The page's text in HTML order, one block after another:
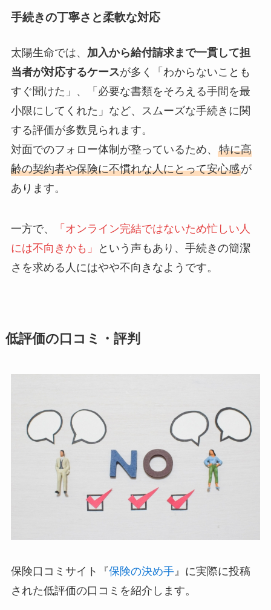
手続きの丁寧さと柔軟な対応
太陽生命では、 加入から給付請求まで一貫して担
当者が対応するケースが多く「わからないことも
すぐ聞けた」、「必要な書類をそろえる手間を最
小限にしてくれた」など、スムーズな手続きに関
する評価が多数見られます。
対面でのフォロー体制が整っているため、 特に高
齢の契約者や保険に不慣れな人にとって安心感が
あります。
一方で、
「オンライン完結ではないため忙しい人
には不向きかも」
という声もあり、手続きの簡潔
さを求める人にはやや不向きなようです。
低評価の口コミ・評判
保険口コミサイト『保険の決め手』に実際に投稿
された低評価の口コミを紹介します。